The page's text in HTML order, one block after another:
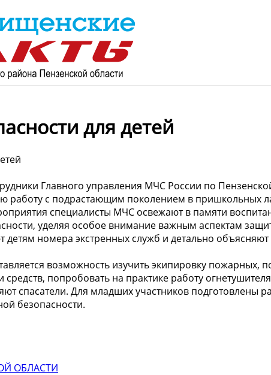
для детей
Главного управления МЧС России по
работу с подрастающим поколением в пришкольных
специалисты МЧС освежают в памяти
уделяя особое внимание важным аспектам
номера экстренных служб и детально объясняют
возможность изучить экипировку пожарных,
попробовать на практике работу
спасатели. Для младших участников подготовлены
безопасности.
ОБЛАСТИ